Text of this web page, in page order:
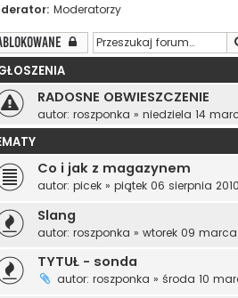
Moderatorzy
RADOSNE OBWIESZCZENIE
autor: roszponka » niedziela 14
Co i jak z magazynem
autor: picek » piątek 06 sierpnia
Slang
autor: roszponka » wtorek 09 marca
TYTUŁ - sonda
autor: roszponka » środa 10